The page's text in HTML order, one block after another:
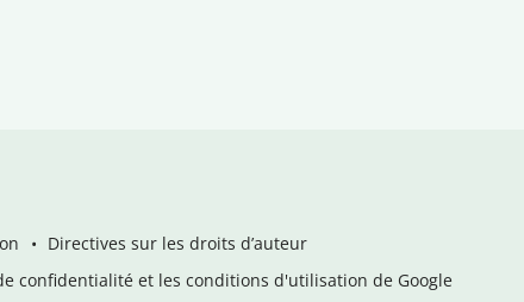
Directives sur les droits d’auteur
confidentialité et les conditions d'utilisation de Google